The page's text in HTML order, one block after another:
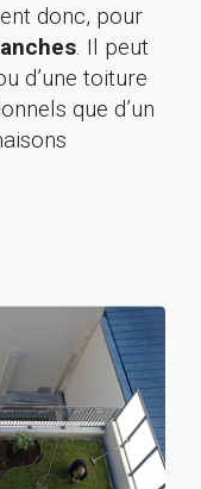
donc, pour
. Il peut
d’une toiture
que d’un